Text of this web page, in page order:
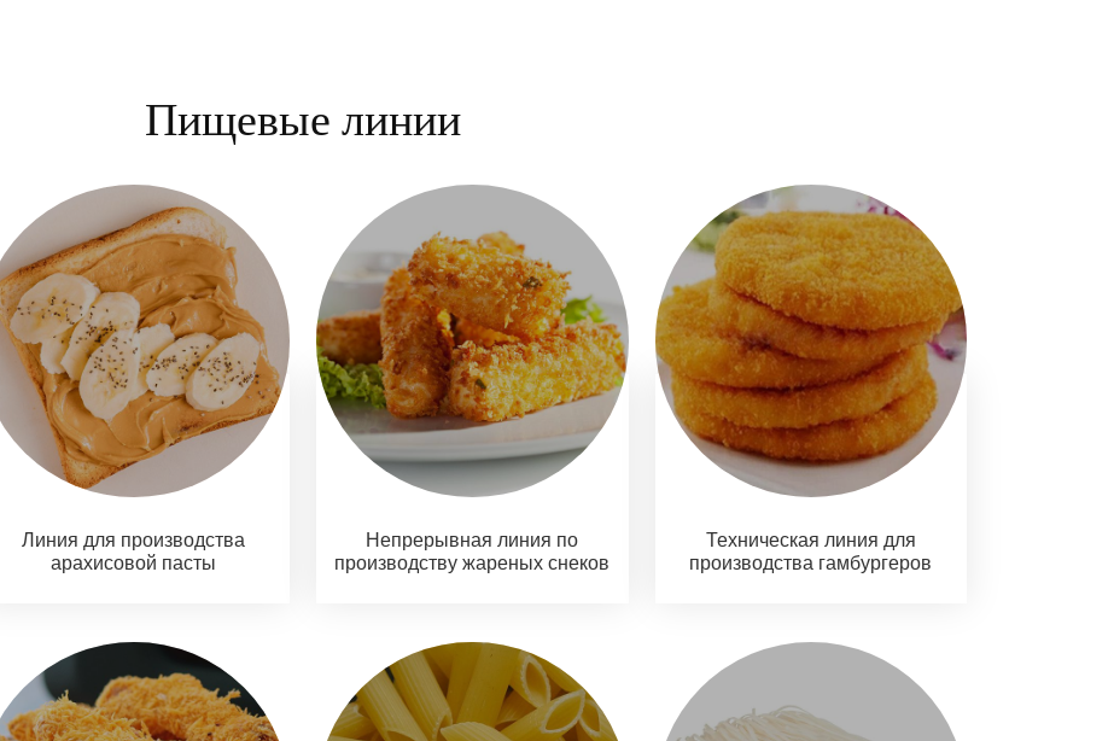
Пищевые линии
Линия для производства
арахисовой пасты
Непрерывная линия по
производству жареных снеков
Техническая линия для
производства гамбургеров